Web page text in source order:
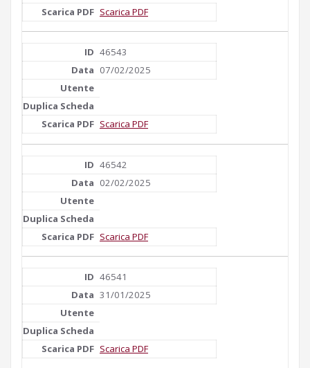
Scarica PDF
46543
07/02/2025
Scarica PDF
46542
02/02/2025
Scarica PDF
46541
31/01/2025
Scarica PDF